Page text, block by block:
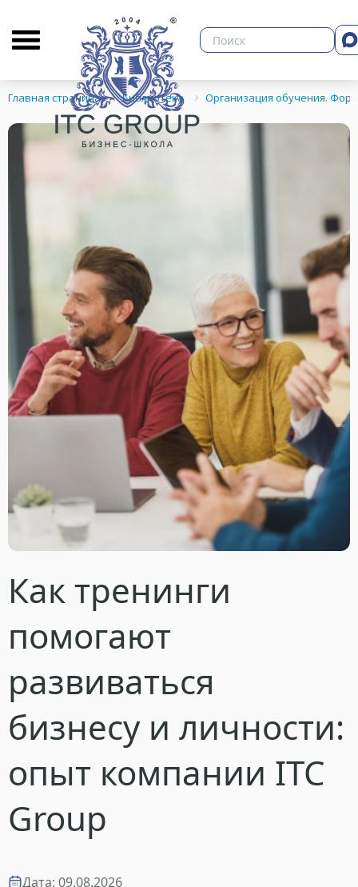
О бизнес-школе Библиотека
Главная страница Библиотека Организация обучения.
Как тренинги
помогают
развиваться
бизнесу и личности:
опыт компании ITC
Group
Дата: 09.08.2026